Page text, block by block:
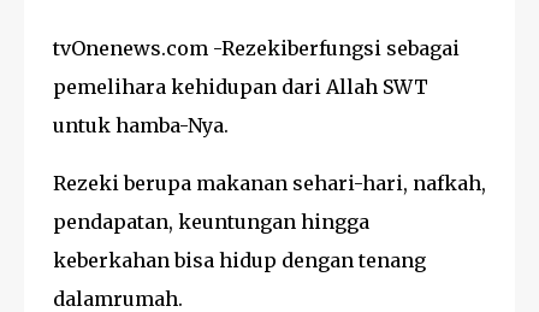
tvOnenews.com -Rezekiberfungsi sebagai
pemelihara kehidupan dari Allah SWT
untuk hamba-Nya.
Rezeki berupa makanan sehari-hari, nafkah,
pendapatan, keuntungan hingga
keberkahan bisa hidup dengan tenang
dalamrumah.